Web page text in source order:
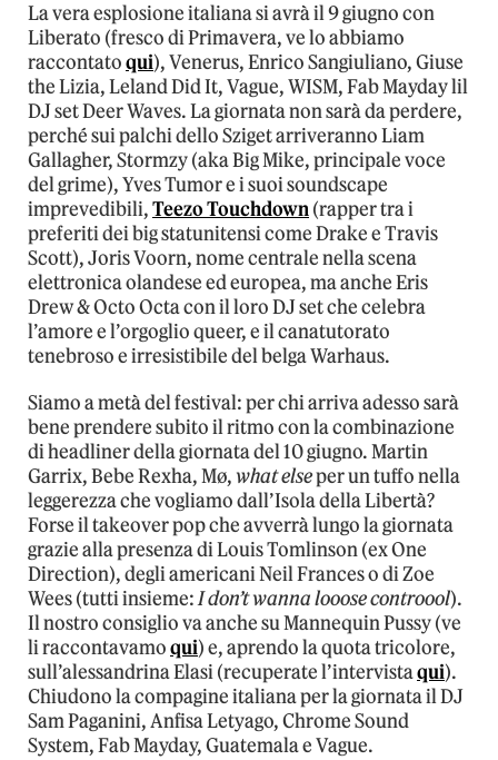
La vera esplosione italiana si avrà il 9 giugno con
Liberato (fresco di Primavera, ve lo abbiamo
raccontatoqui), Venerus, Enrico Sangiuliano, Giuse
the Lizia, Leland Did It, Vague, WISM, Fab Mayday lil
DJ set Deer Waves. La giornata non sarà da perdere,
perché sui palchi dello Sziget arriveranno Liam
Gallagher, Stormzy (aka Big Mike, principale voce
del grime), Yves Tumor e i suoi soundscape
imprevedibili,Teezo Touchdown(rapper tra i
preferiti dei big statunitensi come Drake e Travis
Scott), Joris Voorn, nome centrale nella scena
elettronica olandese ed europea, ma anche Eris
Drew & Octo Octa con il loro DJ set che celebra
l’amore e l’orgoglio queer, e il canatutorato
tenebroso e irresistibile del belga Warhaus.
Siamo a metà del festival: per chi arriva adesso sarà
bene prendere subito il ritmo con la combinazione
di headliner della giornata del 10 giugno. Martin
Garrix, Bebe Rexha, Mø,what elseper un tuffo nella
leggerezza che vogliamo dall’Isola della Libertà?
Forse il takeover pop che avverrà lungo la giornata
grazie alla presenza di Louis Tomlinson (ex One
Direction), degli americani Neil Frances o di Zoe
Wees (tutti insieme:I don’t wanna looose controool).
Il nostro consiglio va anche su Mannequin Pussy (ve
li raccontavamoqui) e, aprendo la quota tricolore,
sull’alessandrina Elasi (recuperate l’intervistaqui).
Chiudono la compagine italiana per la giornata il DJ
Sam Paganini, Anfisa Letyago, Chrome Sound
System, Fab Mayday, Guatemala e Vague.